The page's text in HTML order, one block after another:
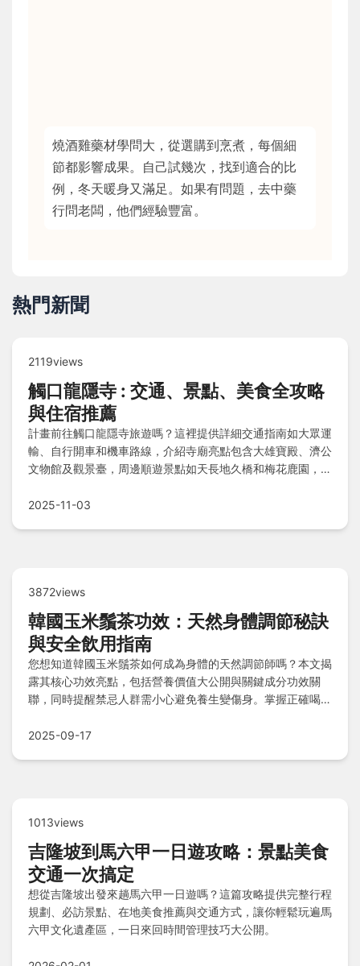
燒酒雞藥材學問大，從選購到烹煮，每個細
節都影響成果。自己試幾次，找到適合的比
例，冬天暖身又滿足。如果有問題，去中藥
行問老闆，他們經驗豐富。
熱門新聞
2119views
觸口龍隱寺 : 交通、景點、美食全攻略
與住宿推薦
計畫前往觸口龍隱寺旅遊嗎？這裡提供詳細交通指南如大眾運
輸、自行開車和機車路線，介紹寺廟亮點包含大雄寶殿、濟公
文物館及觀景臺，周邊順遊景點如天長地久橋和梅花鹿園，推
和愛玉冰，還有參訪貼士與FAQ助您輕鬆規劃行程。
2025-11-03
3872views
韓國玉米鬚茶功效：天然身體調節秘訣
與安全飲用指南
您想知道韓國玉米鬚茶如何成為身體的天然調節師嗎？本文揭
露其核心功效亮點，包括營養價值大公開與關鍵成分功效關
聯，同時提醒禁忌人群需小心避免養生變傷身。掌握正確喝法
Q&A快問快答一次搞懂這平凡鬚鬚的黃金秘密！
2025-09-17
1013views
吉隆坡到馬六甲一日遊攻略：景點美食
交通一次搞定
想從吉隆坡出發來趟馬六甲一日遊嗎？這篇攻略提供完整行程
規劃、必訪景點、在地美食推薦與交通方式，讓你輕鬆玩遍馬
六甲文化遺產區，一日來回時間管理技巧大公開。